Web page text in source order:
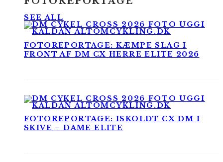
SEE ALL
FOTOREPORTAGE: KÆMPE SLAG I
FRONT AF DM CX HERRE ELITE 2026
FOTOREPORTAGE: ISKOLDT CX DM I
SKIVE – DAME ELITE